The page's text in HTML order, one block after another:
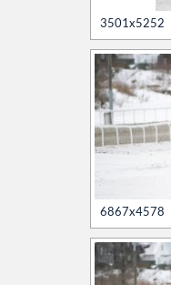
3501x5252
6867x4578